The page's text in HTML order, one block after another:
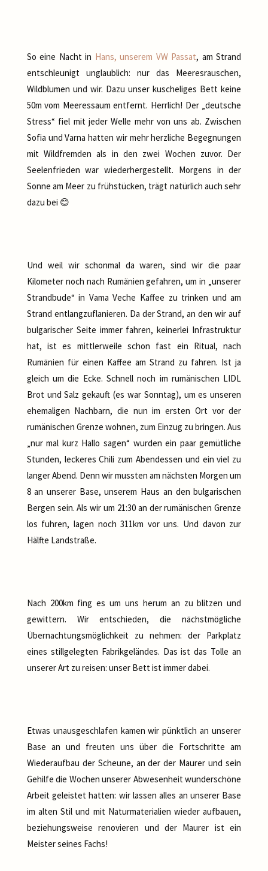
So eine Nacht in Hans, unserem VW Passat, am Strand
entschleunigt unglaublich: nur das Meeresrauschen,
Wildblumen und wir. Dazu unser kuscheliges Bett keine
50m vom Meeressaum entfernt. Herrlich! Der „deutsche
Stress“ fiel mit jeder Welle mehr von uns ab. Zwischen
Sofia und Varna hatten wir mehr herzliche Begegnungen
mit Wildfremden als in den zwei Wochen zuvor. Der
Seelenfrieden war wiederhergestellt. Morgens in der
Sonne am Meer zu frühstücken, trägt natürlich auch sehr
dazu bei 😊
Und weil wir schonmal da waren, sind wir die paar
Kilometer noch nach Rumänien gefahren, um in „unserer
Strandbude“ in Vama Veche Kaffee zu trinken und am
Strand entlangzuflanieren. Da der Strand, an den wir auf
bulgarischer Seite immer fahren, keinerlei Infrastruktur
hat, ist es mittlerweile schon fast ein Ritual, nach
Rumänien für einen Kaffee am Strand zu fahren. Ist ja
gleich um die Ecke. Schnell noch im rumänischen LIDL
Brot und Salz gekauft (es war Sonntag), um es unseren
ehemaligen Nachbarn, die nun im ersten Ort vor der
rumänischen Grenze wohnen, zum Einzug zu bringen. Aus
„nur mal kurz Hallo sagen“ wurden ein paar gemütliche
Stunden, leckeres Chili zum Abendessen und ein viel zu
langer Abend. Denn wir mussten am nächsten Morgen um
8 an unserer Base, unserem Haus an den bulgarischen
Bergen sein. Als wir um 21:30 an der rumänischen Grenze
los fuhren, lagen noch 311km vor uns. Und davon zur
Hälfte Landstraße.
Nach 200km fing es um uns herum an zu blitzen und
gewittern. Wir entschieden, die nächstmögliche
Übernachtungsmöglichkeit zu nehmen: der Parkplatz
eines stillgelegten Fabrikgeländes. Das ist das Tolle an
unserer Art zu reisen: unser Bett ist immer dabei.
Etwas unausgeschlafen kamen wir pünktlich an unserer
Base an und freuten uns über die Fortschritte am
Wiederaufbau der Scheune, an der der Maurer und sein
Gehilfe die Wochen unserer Abwesenheit wunderschöne
Arbeit geleistet hatten: wir lassen alles an unserer Base
im alten Stil und mit Naturmaterialien wieder aufbauen,
beziehungsweise renovieren und der Maurer ist ein
Meister seines Fachs!